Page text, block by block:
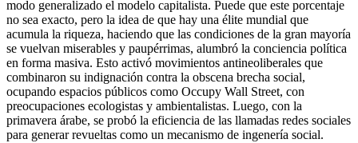
modo generalizado el modelo capitalista. Puede que este porcentaje
no sea exacto, pero la idea de que hay una élite mundial que
acumula la riqueza, haciendo que las condiciones de la gran mayoría
se vuelvan miserables y paupérrimas, alumbró la conciencia política
en forma masiva. Esto activó movimientos antineoliberales que
combinaron su indignación contra la obscena brecha social,
ocupando espacios públicos como Occupy Wall Street, con
preocupaciones ecologistas y ambientalistas. Luego, con la
primavera árabe, se probó la eficiencia de las llamadas redes sociales
para generar revueltas como un mecanismo de ingenería social.